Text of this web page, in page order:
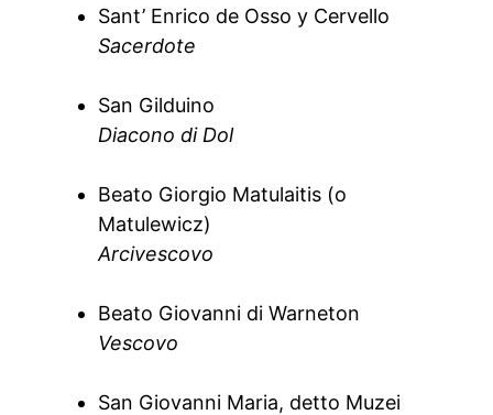
Sant’ Enrico de Osso y Cervello
Sacerdote
San Gilduino
Diacono di Dol
Beato Giorgio Matulaitis (o
Matulewicz)
Arcivescovo
Beato Giovanni di Warneton
Vescovo
San Giovanni Maria, detto Muzei